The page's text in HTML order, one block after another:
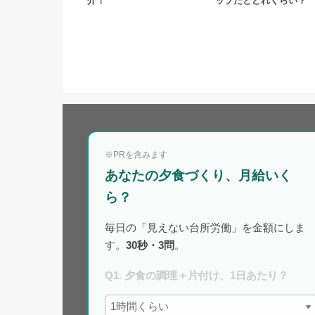
※PRを含みます
あなたの夕食づくり、月給いく
ら？
毎日の「見えない台所労働」を金額にしま
す。 30秒・3問 。
Q1. 夕食の調理＋片付け、1日あたり？